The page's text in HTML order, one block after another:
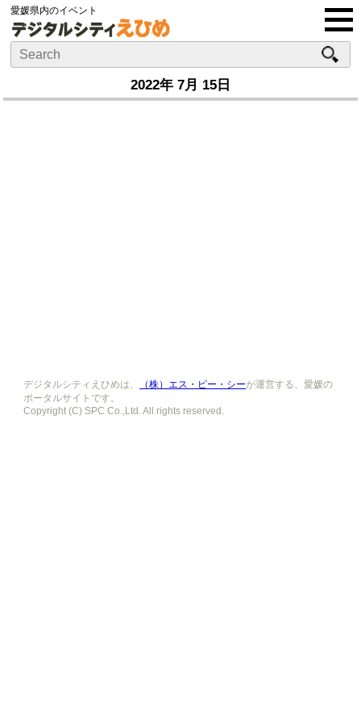
愛媛県内のイベント
2022年 7月 15日
デジタルシティえひめは、 （株）エス・ピー・シーが運営する、愛媛の
ポータルサイトです。
Copyright (C) SPC Co.,Ltd. All rights reserved.